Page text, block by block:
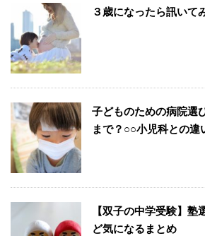
３歳になったら訊いて
子どものための病院選
まで？○○小児科との違
【双子の中学受験】
ど気になるまとめ